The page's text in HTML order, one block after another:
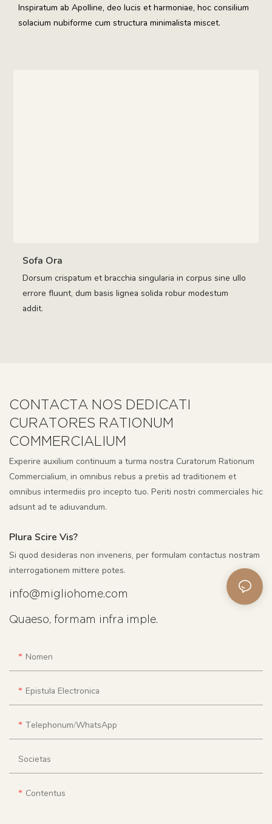
Inspiratum ab Apolline, deo lucis et harmoniae, hoc consilium
solacium nubiforme cum structura minimalista miscet.
Sofa Ora
Dorsum crispatum et bracchia singularia in corpus sine ullo
errore fluunt, dum basis lignea solida robur modestum
addit.
CONTACTA NOS DEDICATI
CURATORES RATIONUM
COMMERCIALIUM
Experire auxilium continuum a turma nostra Curatorum Rationum
Commercialium, in omnibus rebus a pretiis ad traditionem et
omnibus intermediis pro incepto tuo. Periti nostri commerciales hic
adsunt ad te adiuvandum.
Plura Scire Vis?
Si quod desideras non inveneris, per formulam contactus nostram
interrogationem mittere potes.
info@migliohome.com
Quaeso, formam infra imple.
Nomen
Epistula Electronica
Telephonum/WhatsApp
Societas
Contentus